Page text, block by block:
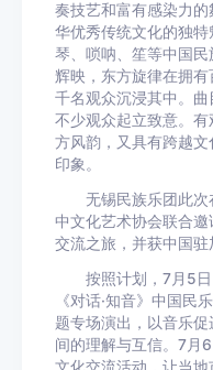
奏技艺和富有感染力
华优秀传统文化的独
琴、唢呐、笙等中国
辉映，东方旋律在拥
千名观众沉浸其中。曲
不少观众起立致意。
方风韵，又具有跨越
印象。
无锡民族乐团此次
中文化艺术协会联合
交流之旅，并获中国驻
按照计划，7月5日
《对话·知音》中国
题专场演出，以音乐
间的理解与互信。7月